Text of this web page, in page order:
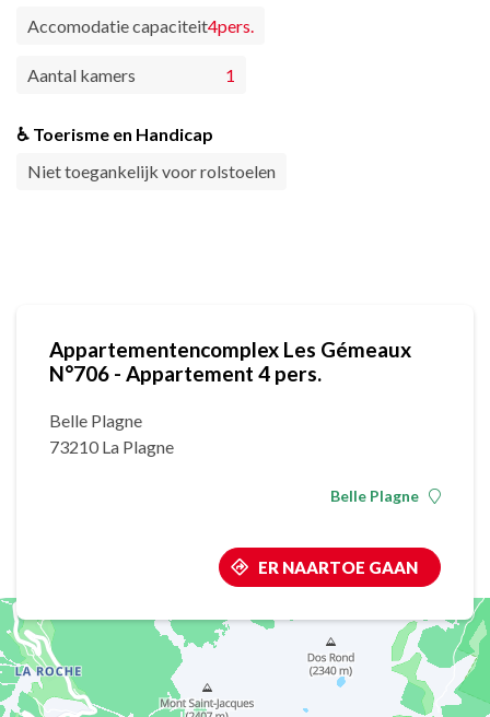
Accomodatie capaciteit4pers.
Aantal kamers 1
♿ Toerisme en Handicap
Niet toegankelijk voor rolstoelen
Appartementencomplex Les Gémeaux
N°706 - Appartement 4 pers.
Belle Plagne
73210 La Plagne
Belle Plagne
ER NAARTOE GAAN